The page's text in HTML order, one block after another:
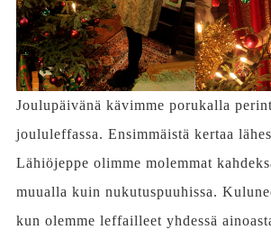
Joulupäivänä kävimme porukalla
joululeffassa. Ensimmäistä kertaa
Lähiöjeppe olimme molemmat
muualla kuin nukutuspuuhissa.
kun olemme leffailleet yhdessä